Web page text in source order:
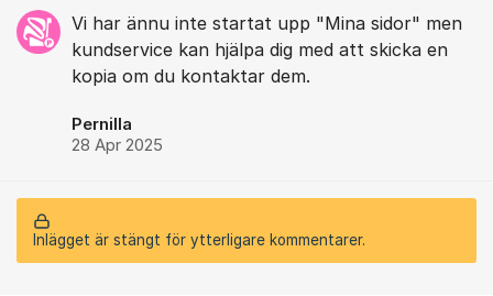
Vi har ännu inte startat upp "Mina sidor" men
kundservice kan hjälpa dig med att skicka en
kopia om du kontaktar dem.
Pernilla
28 Apr 2025
Inlägget är stängt för ytterligare kommentarer.